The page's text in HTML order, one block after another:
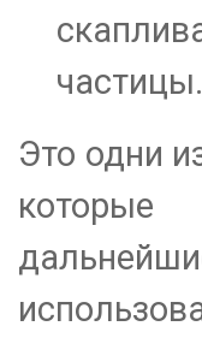
частицы.
Это одни